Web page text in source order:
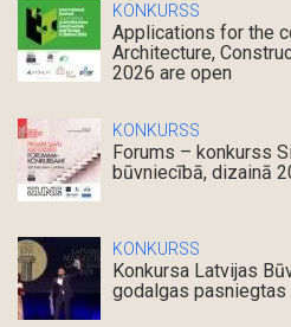
KONKURSS
Applications for the
Architecture,
2026 are open
KONKURSS
Forums – konkurss
būvniecībā, dizainā
KONKURSS
Konkursa Latvijas
godalgas pasniegtas